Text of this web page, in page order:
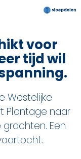
voor
tijd wil
Westelijke
Plantage naar
grachten. Een